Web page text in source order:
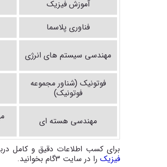
آموزش فیزیک
فناوری پلاسما
مهندسی سیستم های انرژی
فوتونیک (شناور مجموعه
فوتونیک)
مهندسی هسته ای
برای کسب اطلاعات دقیق و کامل
فیزیک را در سایت 3گام بخوانید.